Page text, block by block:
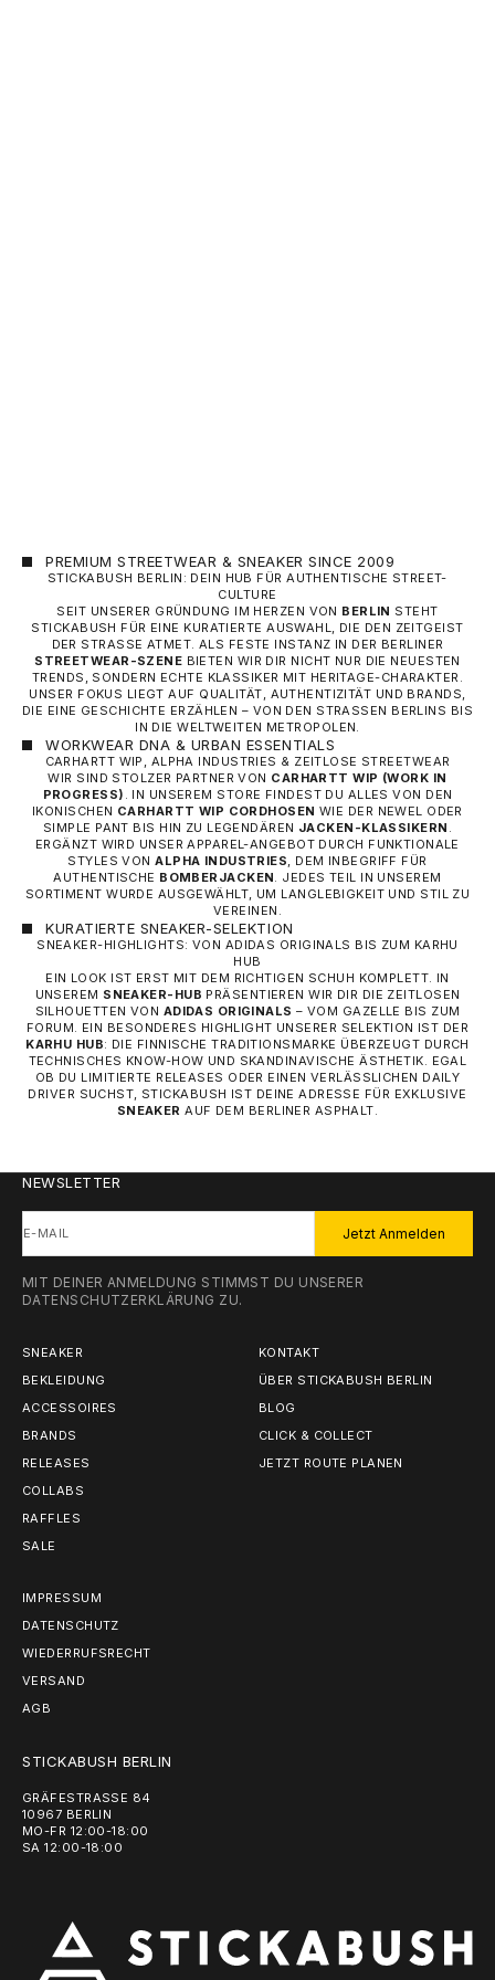
PREMIUM STREETWEAR & SNEAKER SINCE 2009
STICKABUSH BERLIN: DEIN HUB FÜR AUTHENTISCHE STREET-
CULTURE
SEIT UNSERER GRÜNDUNG IM HERZEN VON BERLIN STEHT
STICKABUSH FÜR EINE KURATIERTE AUSWAHL, DIE DEN ZEITGEIST
DER STRASSE ATMET. ALS FESTE INSTANZ IN DER BERLINER
STREETWEAR-SZENE BIETEN WIR DIR NICHT NUR DIE NEUESTEN
TRENDS, SONDERN ECHTE KLASSIKER MIT HERITAGE-CHARAKTER.
UNSER FOKUS LIEGT AUF QUALITÄT, AUTHENTIZITÄT UND BRANDS,
DIE EINE GESCHICHTE ERZÄHLEN – VON DEN STRASSEN BERLINS BIS I
N DIE WELTWEITEN METROPOLEN.
WORKWEAR DNA & URBAN ESSENTIALS
CARHARTT WIP, ALPHA INDUSTRIES & ZEITLOSE STREETWEAR
WIR SIND STOLZER PARTNER VON CARHARTT WIP (WORK IN
PROGRESS)
. IN UNSEREM STORE FINDEST DU ALLES VON DEN
IKONISCHEN CARHARTT WIP CORDHOSENWIE DER NEWEL ODER
SIMPLE PANT BIS HIN ZU LEGENDÄREN JACKEN-KLASSIKERN
ERGÄNZT WIRD UNSER APPAREL-ANGEBOT DURCH FUNKTIONALE
STYLES VONALPHA INDUSTRIES , DEM INBEGRIFF FÜR
AUTHENTISCHE BOMBERJACKEN
. JEDES TEIL IN UNSEREM
SORTIMENT WURDE AUSGEWÄHLT, UM LANGLEBIGKEIT UND STIL ZU
VEREINEN.
KURATIERTE SNEAKER-SELEKTION
SNEAKER-HIGHLIGHTS: VON ADIDAS ORIGINALS BIS ZUM KARHU
HUB
EIN LOOK IST ERST MIT DEM RICHTIGEN SCHUH KOMPLETT. IN
UNSEREM SNEAKER-HUB PRÄSENTIEREN WIR DIR DIE ZEITLOSEN
SILHOUETTEN VON ADIDAS ORIGINALS – VOM GAZELLE BIS ZUM
FORUM. EIN BESONDERES HIGHLIGHT UNSERER SELEKTION IST DER
KARHU HUB: DIE FINNISCHE TRADITIONSMARKE ÜBERZEUGT DURCH
TECHNISCHES KNOW-HOW UND SKANDINAVISCHE ÄSTHETIK. EGAL
OB DU LIMITIERTE RELEASES ODER EINEN VERLÄSSLICHEN DAILY
DRIVER SUCHST, STICKABUSH IST DEINE ADRESSE FÜR EXKLUSIVE
SNEAKER AUF DEM BERLINER ASPHALT.
NEWSLETTER
E-MAIL Jetzt Anmelden
MIT DEINER ANMELDUNG STIMMST DU UNSERER
DATENSCHUTZERKLÄRUNG ZU.
SNEAKER
BEKLEIDUNG
ACCESSOIRES
BRANDS
RELEASES
COLLABS
RAFFLES
SALE
KONTAKT
ÜBER STICKABUSH BERLIN
BLOG
CLICK & COLLECT
JETZT ROUTE PLANEN
IMPRESSUM
DATENSCHUTZ
WIEDERRUFSRECHT
VERSAND
AGB
STICKABUSH BERLIN
GRÄFESTRASSE 84
10967 BERLIN
MO-FR 12:00-18:00
SA 12:00-18:00